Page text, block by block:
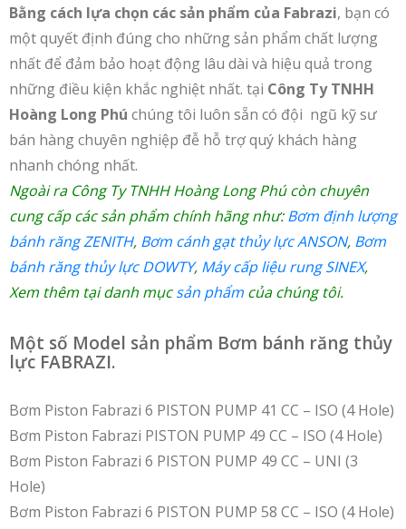
Bằng cách lựa chọn các sản phẩm của Fabrazi, bạn có
một quyết định đúng cho những sản phẩm chất lượng
nhất để đảm bảo hoạt động lâu dài và hiệu quả trong
những điều kiện khắc nghiệt nhất. tại Công Ty TNHH
Hoàng Long Phú chúng tôi luôn sẵn có đội ngũ kỹ sư
bán hàng chuyên nghiệp đễ hỗ trợ quý khách hàng
nhanh chóng nhất.
Ngoài ra Công Ty TNHH Hoàng Long Phú còn chuyên
cung cấp các sản phẩm chính hãng như:Bơm định lượng
bánh răng ZENITH, Bơm cánh gạt thủy lực ANSON, Bơm
bánh răng thủy lực DOWTY, Máy cấp liệu rung SINEX,
Xem thêm tại danh mụcsản phẩm của chúng tôi.
Một số Model sản phẩm Bơm bánh răng thủy
lực FABRAZI.
Bơm Piston Fabrazi 6 PISTON PUMP 41 CC – ISO (4 Hole)
Bơm Piston Fabrazi PISTON PUMP 49 CC – ISO (4 Hole)
Bơm Piston Fabrazi 6 PISTON PUMP 49 CC – UNI (3
Hole)
Bơm Piston Fabrazi 6 PISTON PUMP 58 CC – ISO (4 Hole)